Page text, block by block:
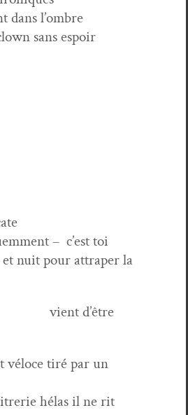
dans l’ombre
sans espoir
– c’est toi
nuit pour attrap­er la
d’être
véloce tiré par un
hélas il ne rit